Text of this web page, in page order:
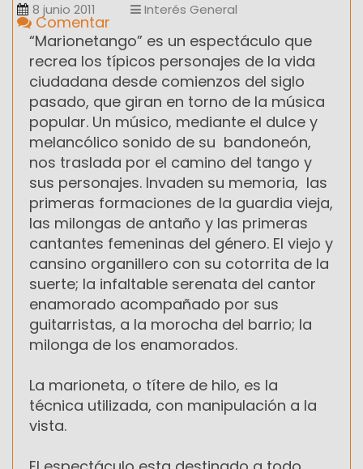
8 junio 2011 Interés General
Comentar
“Marionetango” es un espectáculo que
recrea los típicos personajes de la vida
ciudadana desde comienzos del siglo
pasado, que giran en torno de la música
popular. Un músico, mediante el dulce y
melancólico sonido de su bandoneón,
nos traslada por el camino del tango y
sus personajes. Invaden su memoria, las
primeras formaciones de la guardia vieja,
las milongas de antaño y las primeras
cantantes femeninas del género. El viejo y
cansino organillero con su cotorrita de la
suerte; la infaltable serenata del cantor
enamorado acompañado por sus
guitarristas, a la morocha del barrio; la
milonga de los enamorados.
La marioneta, o títere de hilo, es la
técnica utilizada, con manipulación a la
vista.